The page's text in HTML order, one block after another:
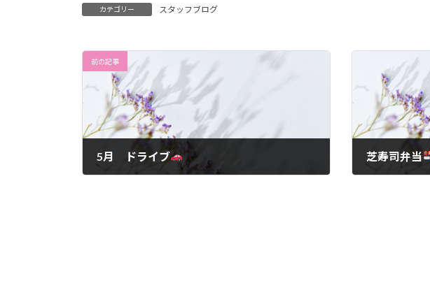
カテゴリー スタッフブログ
前の記事
5月 ドライブ 芝寿司弁当